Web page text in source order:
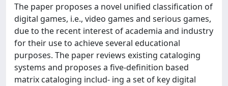
The paper proposes a novel unified classification of
digital games, i.e., video games and serious games,
due to the recent interest of academia and industry
for their use to achieve several educational
purposes. The paper reviews existing cataloging
systems and proposes a five-definition based
matrix cataloging includ- ing a set of key digital